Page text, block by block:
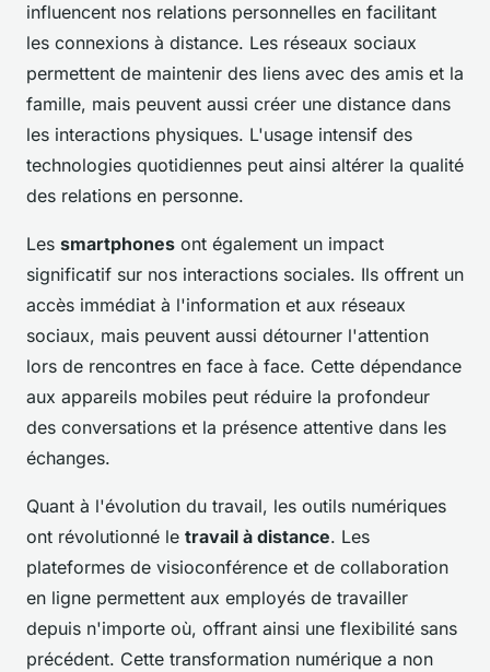
influencent nos relations personnelles en facilitant
les connexions à distance. Les réseaux sociaux
permettent de maintenir des liens avec des amis et la
famille, mais peuvent aussi créer une distance dans
les interactions physiques. L'usage intensif des
technologies quotidiennes peut ainsi altérer la qualité
des relations en personne.
Les smartphones ont également un impact
significatif sur nos interactions sociales. Ils offrent un
accès immédiat à l'information et aux réseaux
sociaux, mais peuvent aussi détourner l'attention
lors de rencontres en face à face. Cette dépendance
aux appareils mobiles peut réduire la profondeur
des conversations et la présence attentive dans les
échanges.
Quant à l'évolution du travail, les outils numériques
ont révolutionné le travail à distance. Les
plateformes de visioconférence et de collaboration
en ligne permettent aux employés de travailler
depuis n'importe où, offrant ainsi une flexibilité sans
précédent. Cette transformation numérique a non